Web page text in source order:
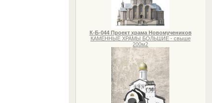
К-Б-044 Проект храма Новомучеников
КАМЕННЫЕ ХРАМЫ БОЛЬШИЕ - свыше
200м2